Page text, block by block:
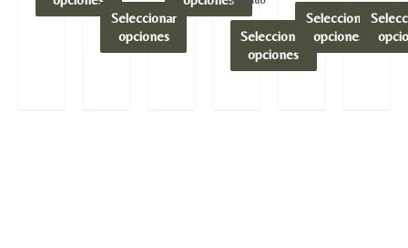
Seleccionar
opciones
Seleccionar
opciones
Seleccionar
opciones